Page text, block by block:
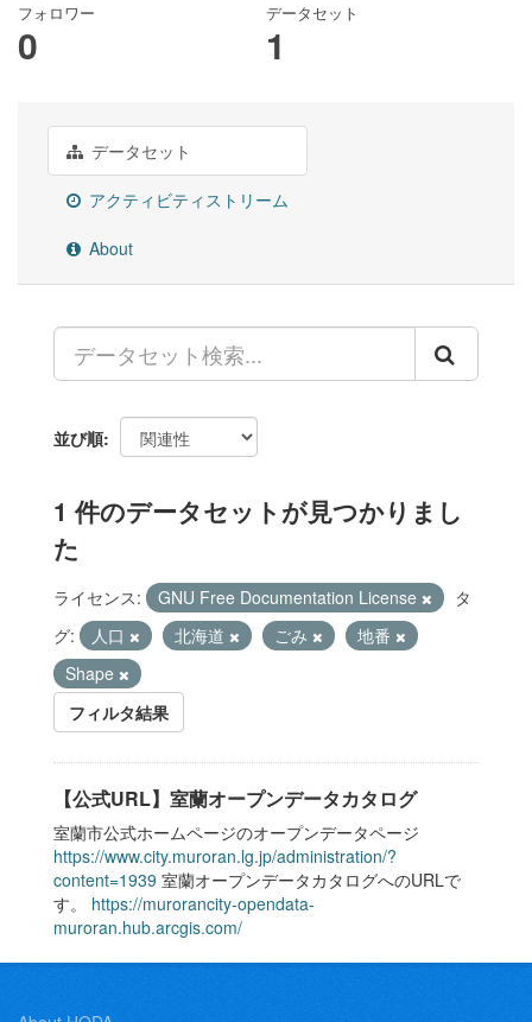
フォロワー
0
データセット
1
データセット
アクティビティストリーム
About
並び順
1 件のデータセットが見つかりまし
た
ライセンス: GNU Free Documentation License
タ
グ:
人口 北海道 ごみ
地番
Shape
フィルタ結果
【公式URL】室蘭オープンデータカタログ
室蘭市公式ホームページのオープンデータページ
https://www.city.muroran.lg.jp/administration/?
content=1939 室蘭オープンデータカタログへのURLで
す。 https://murorancity-opendata-
muroran.hub.arcgis.com/